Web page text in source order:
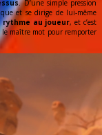
. D’une simple pression
et se dirige de lui-même
rythme au joueur, et c’est
le maître mot pour remporter